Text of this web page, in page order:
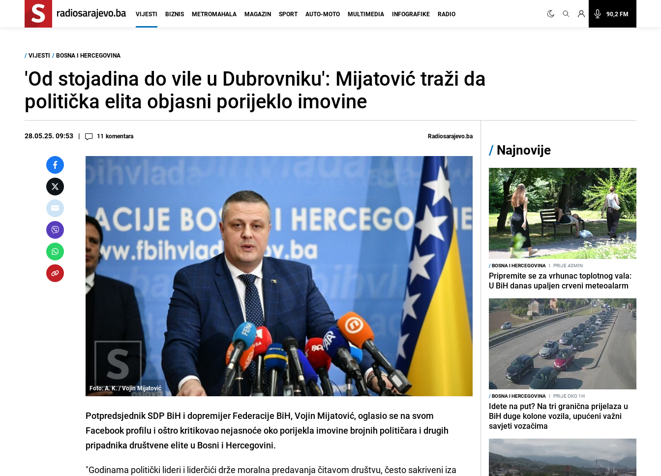
90,2 FM
VIJESTI BIZNIS METROMAHALA MAGAZIN SPORT AUTO-MOTO MULTIMEDIA INFOGRAFIKE RADIO
/ VIJESTI / BOSNA I HERCEGOVINA
'Od stojadina do vile u Dubrovniku': Mijatović traži da
politička elita objasni porijeklo imovine
28.05.25. 09:53 11 komentara Radiosarajevo.ba
Foto: A. K. / Vojin Mijatović
Potpredsjednik SDP BiH i dopremijer Federacije BiH, Vojin Mijatović, oglasio se na svom
Facebook profilu i oštro kritikovao nejasnoće oko porijekla imovine brojnih političara i drugih
pripadnika društvene elite u Bosni i Hercegovini.
"Godinama politički lideri i liderčići drže moralna predavanja čitavom društvu, često sakriveni iza
/ Najnovije
/BOSNA I HERCEGOVINA I PRIJE 40MIN
Pripremite se za vrhunac toplotnog vala:
U BiH danas upaljen crveni meteoalarm
/BOSNA I HERCEGOVINA I PRIJE OKO 1H
Idete na put? Na tri granična prijelaza u
BiH duge kolone vozila, upućeni važni
savjeti vozačima